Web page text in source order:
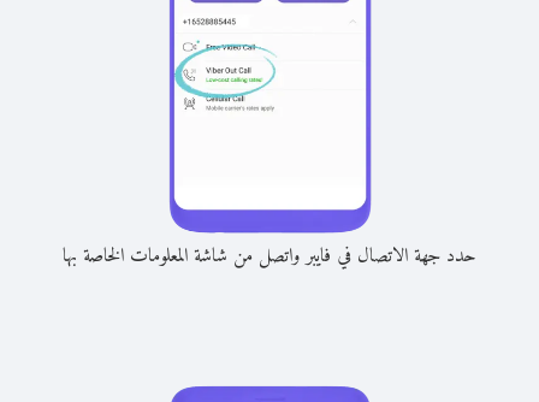
حدد جهة الاتصال في فايبر واتصل من شاشة المعلومات الخاصة بها